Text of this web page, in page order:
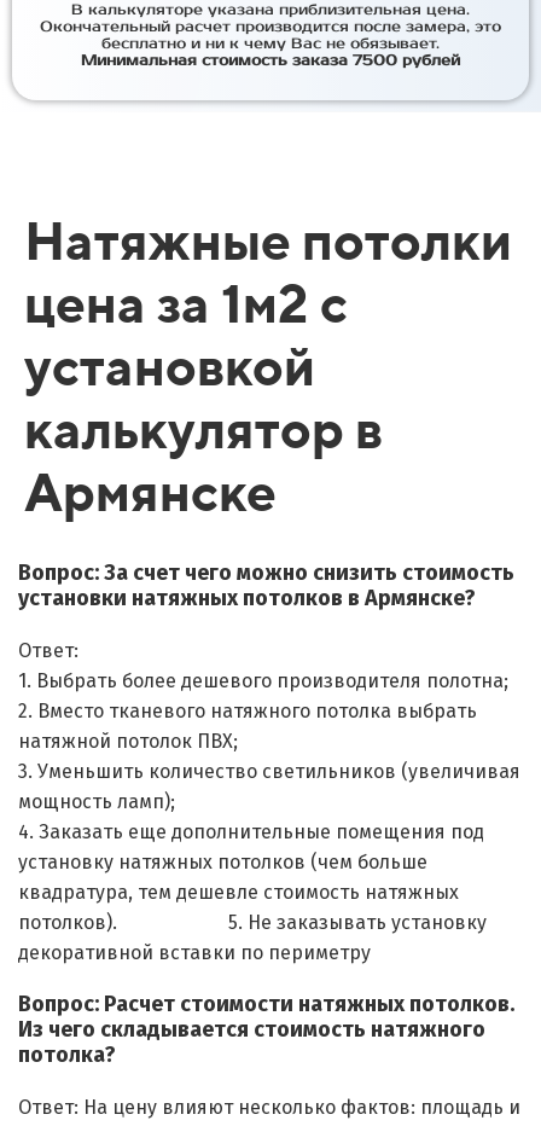
В калькуляторе указана приблизительная цена.
Окончательный расчет производится после замера, это
бесплатно и ни к чему Вас не обязывает.
Минимальная стоимость заказа 7500 рублей
Натяжные потолки
цена за 1м2 с
установкой
калькулятор в
Армянске
Вопрос: За счет чего можно снизить стоимость
установки натяжных потолков в Армянске?
Ответ:
1. Выбрать более дешевого производителя полотна;
2. Вместо тканевого натяжного потолка выбрать
натяжной потолок ПВХ;
3. Уменьшить количество светильников (увеличивая
мощность ламп);
4. Заказать еще дополнительные помещения под
установку натяжных потолков (чем больше
квадратура, тем дешевле стоимость натяжных
потолков). 5. Не заказывать установку
декоративной вставки по периметру
Вопрос: Расчет стоимости натяжных потолков.
Из чего складывается стоимость натяжного
потолка?
Ответ: На цену влияют несколько фактов: площадь и